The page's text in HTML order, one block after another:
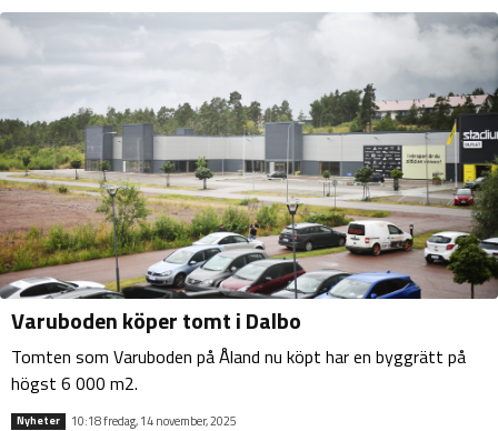
Varuboden köper tomt i Dalbo
Tomten som Varuboden på Åland nu köpt har en byggrätt på
högst 6 000 m2.
Nyheter 10:18 fredag, 14 november, 2025